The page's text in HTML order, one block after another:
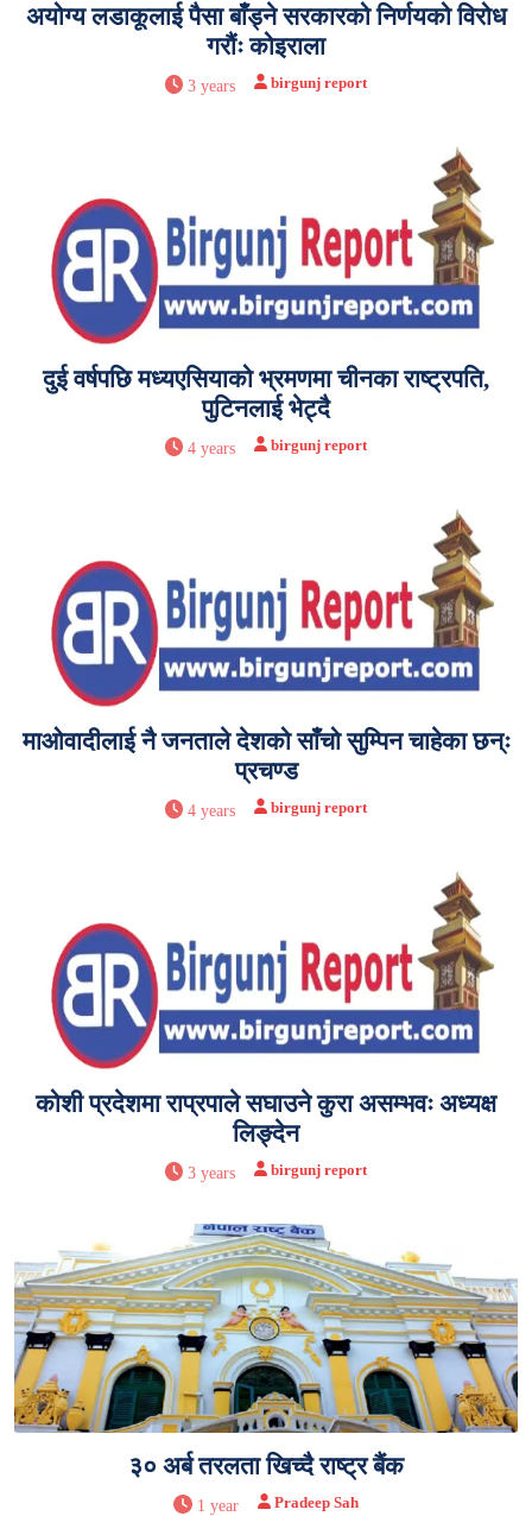
अयोग्य लडाकूलाई पैसा बाँड्ने सरकारको निर्णयको विरोध
गरौंः कोइराला
3 years birgunj report
दुई वर्षपछि मध्यएसियाको भ्रमणमा चीनका राष्ट्रपति,
पुटिनलाई भेट्दै
4 years birgunj report
माओवादीलाई नै जनताले देशको साँचो सुम्पिन चाहेका छन्ः
प्रचण्ड
4 years birgunj report
कोशी प्रदेशमा राप्रपाले सघाउने कुरा असम्भवः अध्यक्ष
लिङ्देन
3 years birgunj report
३० अर्ब तरलता खिच्दै राष्ट्र बैंक
1 year Pradeep Sah